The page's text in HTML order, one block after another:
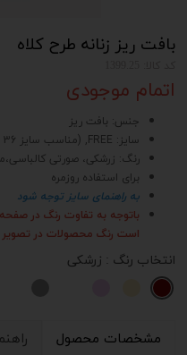
بافت ریز زنانه طرح کلاه
اتمام موجودی
جنس: بافت ریز
سایز: FREE, (مناسب سایز 36 تا 48)
رنگ: زرشکی، صورتی
برای استفاده روزمره
به راهنمای سایز توجه شود
باتوجه به تفاوت رنگ در
است رنگ محصولات در تصویر تا 20% با واقعیت متفاوت
انتخاب رنگ : زرشکی
مشخصات محصول